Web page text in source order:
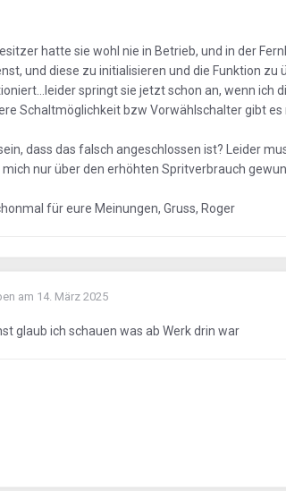
hatte sie wohl nie in Betrieb, und in der
und diese zu initialisieren und die Funktion zu
springt sie jetzt schon an, wenn ich
Schaltmöglichkeit bzw Vorwählschalter gibt es
dass das falsch angeschlossen ist? Leider
mich nur über den erhöhten Spritverbrauch
für eure Meinungen, Gruss, Roger
am 14. März 2025
glaub ich schauen was ab Werk drin war